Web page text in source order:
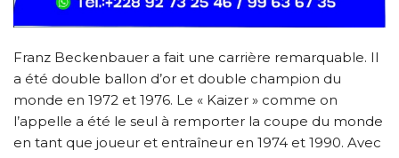
Franz Beckenbauer a fait une carrière remarquable. Il
a été double ballon d’or et double champion du
monde en 1972 et 1976. Le « Kaizer » comme on
l’appelle a été le seul à remporter la coupe du monde
en tant que joueur et entraîneur en 1974 et 1990. Avec